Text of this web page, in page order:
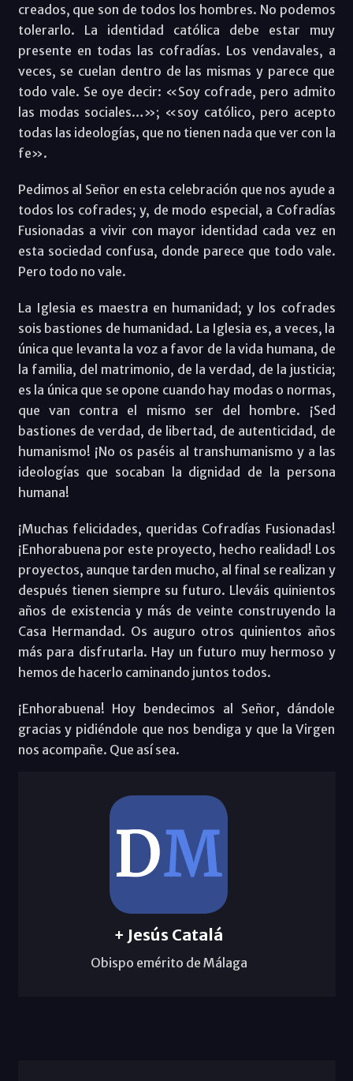
creados, que son de todos los hombres. No podemos
tolerarlo. La identidad católica debe estar muy
presente en todas las cofradías. Los vendavales, a
veces, se cuelan dentro de las mismas y parece que
todo vale. Se oye decir: «Soy cofrade, pero admito
las modas sociales…»; «soy católico, pero acepto
todas las ideologías, que no tienen nada que ver con la
fe».
Pedimos al Señor en esta celebración que nos ayude a
todos los cofrades; y, de modo especial, a Cofradías
Fusionadas a vivir con mayor identidad cada vez en
esta sociedad confusa, donde parece que todo vale.
Pero todo no vale.
La Iglesia es maestra en humanidad; y los cofrades
sois bastiones de humanidad. La Iglesia es, a veces, la
única que levanta la voz a favor de la vida humana, de
la familia, del matrimonio, de la verdad, de la justicia;
es la única que se opone cuando hay modas o normas,
que van contra el mismo ser del hombre. ¡Sed
bastiones de verdad, de libertad, de autenticidad, de
humanismo! ¡No os paséis al transhumanismo y a las
ideologías que socaban la dignidad de la persona
humana!
¡Muchas felicidades, queridas Cofradías Fusionadas!
¡Enhorabuena por este proyecto, hecho realidad! Los
proyectos, aunque tarden mucho, al final se realizan y
después tienen siempre su futuro. Lleváis quinientos
años de existencia y más de veinte construyendo la
Casa Hermandad. Os auguro otros quinientos años
más para disfrutarla. Hay un futuro muy hermoso y
hemos de hacerlo caminando juntos todos.
¡Enhorabuena! Hoy bendecimos al Señor, dándole
gracias y pidiéndole que nos bendiga y que la Virgen
nos acompañe. Que así sea.
+ Jesús Catalá
Obispo emérito de Málaga